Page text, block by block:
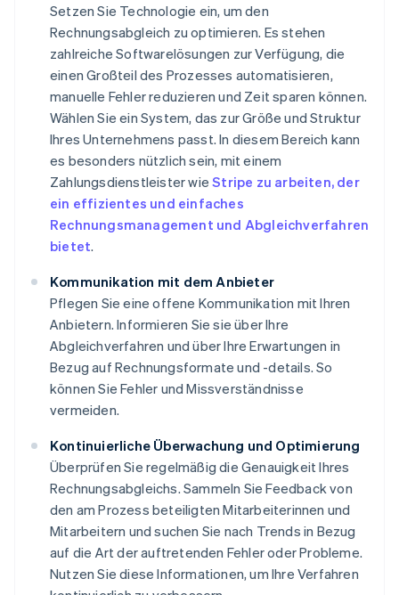
Setzen Sie Technologie ein, um den
Rechnungsabgleich zu optimieren. Es stehen
zahlreiche Softwarelösungen zur Verfügung, die
einen Großteil des Prozesses automatisieren,
manuelle Fehler reduzieren und Zeit sparen können.
Wählen Sie ein System, das zur Größe und Struktur
Ihres Unternehmens passt. In diesem Bereich kann
es besonders nützlich sein, mit einem
Zahlungsdienstleister wieStripe zu arbeiten, der
ein effizientes und einfaches
Rechnungsmanagement und Abgleichverfahren
bietet.
Kommunikation mit dem Anbieter
Pflegen Sie eine offene Kommunikation mit Ihren
Anbietern. Informieren Sie sie über Ihre
Abgleichverfahren und über Ihre Erwartungen in
Bezug auf Rechnungsformate und -details. So
können Sie Fehler und Missverständnisse
vermeiden.
Kontinuierliche Überwachung und Optimierung
Überprüfen Sie regelmäßig die Genauigkeit Ihres
Rechnungsabgleichs. Sammeln Sie Feedback von
den am Prozess beteiligten Mitarbeiterinnen und
Mitarbeitern und suchen Sie nach Trends in Bezug
auf die Art der auftretenden Fehler oder Probleme.
Nutzen Sie diese Informationen, um Ihre Verfahren